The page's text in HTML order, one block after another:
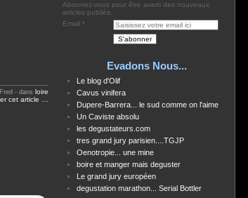
-dans loire
cet article
Abonnez-vous pour être averti des nouveaux
articles publiés.
Email
Evadons Nous...
Le blog d'Olif
Cavus vinifera
Dupere-Barrera... le sud comme on l'aime
Un Caviste absolu
les degustateurs.com
tres grand jury parisien....TGJP
Oenotropie... une mine
boire et manger mais deguster
Le grand jury européen
degustation marathon... Serial Bottler